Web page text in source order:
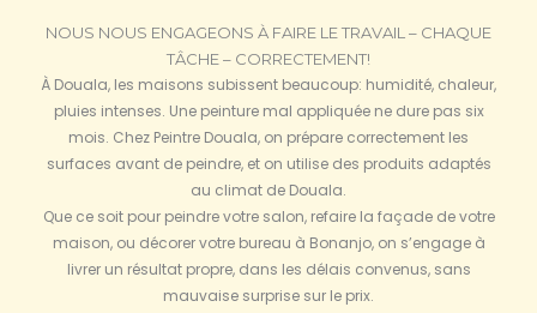
NOUS NOUS ENGAGEONS À FAIRE LE TRAVAIL – CHAQUE
TÂCHE – CORRECTEMENT!
À Douala, les maisons subissent beaucoup: humidité, chaleur,
pluies intenses. Une peinture mal appliquée ne dure pas six
mois. Chez Peintre Douala, on prépare correctement les
surfaces avant de peindre, et on utilise des produits adaptés
au climat de Douala.
Que ce soit pour peindre votre salon, refaire la façade de votre
maison, ou décorer votre bureau à Bonanjo, on s’engage à
livrer un résultat propre, dans les délais convenus, sans
mauvaise surprise sur le prix.